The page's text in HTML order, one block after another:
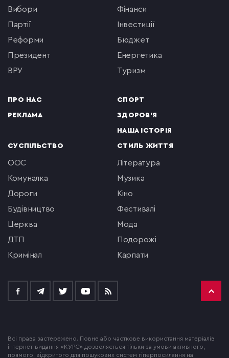
вибори
партії
реформи
президент
ВРУ
ПРО НАС
РЕКЛАМА
фінанси
інвестиції
бюджет
енергетика
туризм
СПОРТ
ЗДОРОВ'Я
НАША ІСТОРІЯ
СУСПІЛЬСТВО
ООС
комуналка
Дороги
будівництво
церква
ДТП
кримінал
СТИЛЬ ЖИТТЯ
література
музика
кіно
фестивалі
мода
подорожі
Карпати
Всі права застережено. Повне або часткове використання матеріалів
інтернет-видання «КУРС» дозволяється тільки за умови активного,
прямого, відкритого для пошукових систем гіперпосилання на